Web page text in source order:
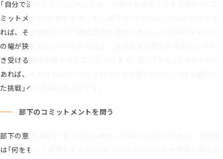
「自分で決めたこと」に対しては、一貫性を保とうとする強い力（コ
ミットメント）が働きます。 もし部下が「やらない」と決めたのであ
れば、その結果として「育成目標が達成できない」「将来のキャリア
の幅が狭まる」といった不利益を、自分自身の意思の結果として引
き受ける覚悟を持たせることになります。逆に「やる」と決めたので
あれば、それはもはや「やらされている仕事」ではなく「自ら選択し
た挑戦」へと昇華されるのです。
部下のコミットメントを問う
部下の意思決定を「言ったもの勝ち」で終わらせないために、管理職
は「何をもって成果とするか」というコミットメントを明確に握る必